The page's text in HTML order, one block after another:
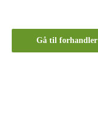
Gå til forhandler